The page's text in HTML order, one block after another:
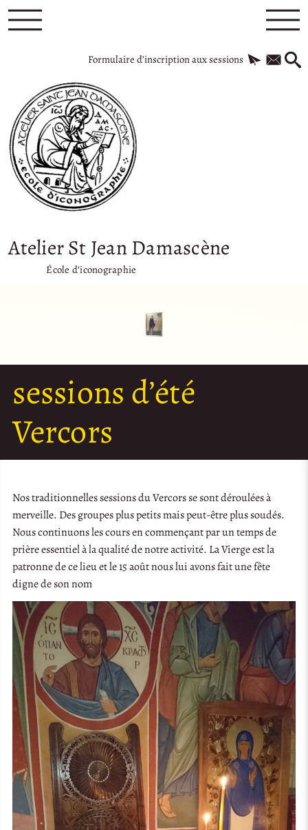
Formulaire d’inscription aux sessions
Atelier St Jean Damascène
École d’iconographie
sessions d’été
Vercors
Nos traditionnelles sessions du Vercors se sont déroulées à
merveille. Des groupes plus petits mais peut-être plus soudés.
Nous continuons les cours en commençant par un temps de
prière essentiel à la qualité de notre activité. La Vierge est la
patronne de ce lieu et le 15 août nous lui avons fait une fête
digne de son nom